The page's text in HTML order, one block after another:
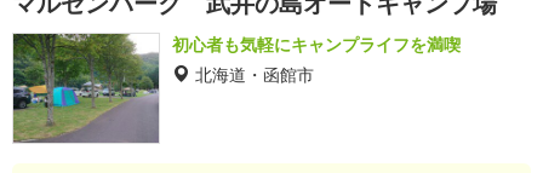
初心者も気軽にキャンプライフを満喫
北海道・函館市